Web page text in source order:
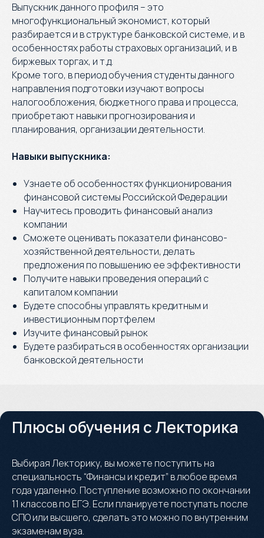
Выпускник данного профиля – это
многофункциональный экономист, который
разбирается и в структуре банковской системе, и в
особенностях работы страховых организаций, и в
биржевых торгах, и т.д.
Кроме того, в период обучения студенты данного
направления подготовки изучают вопросы
налогообложения, бюджетного права и процесса,
приобретают навыки прогнозирования и
планирования, организации деятельности.
Навыки выпускника:
Узнаете об особенностях функционирования
финансовой системы Российской Федерации
Научитесь проводить финансовый анализ
компании
Сможете оценивать показатели финансово-
хозяйственной деятельности, делать
предложения по повышению ее эффективности
Получите навыки проведения операций с
капиталом компании
Будете способны управлять кредитным и
инвестиционным портфелем
Изучите финансовый рынок
Будете разбираться в особенностях организации
банковской деятельности
Плюсы обучения с Лекторика
Выбирая Лекторику, вы можете поступить на
специальность “Финансы и кредит” в любое время
года удаленно. Поступление возможно по окончании
11 классов по ЕГЭ. Если планируете поступать после
СПО или высшего, сделать это можно по внутренним
экзаменам вуза.